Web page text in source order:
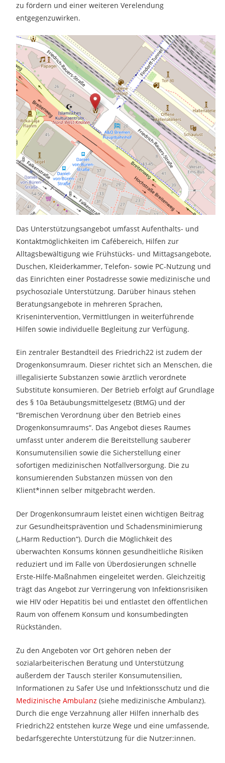
zu fördern und einer weiteren Verelendung
entgegenzuwirken.
Das Unterstützungsangebot umfasst Aufenthalts- und
Kontaktmöglichkeiten im Cafébereich, Hilfen zur
Alltagsbewältigung wie Frühstücks- und Mittagsangebote,
Duschen, Kleiderkammer, Telefon- sowie PC-Nutzung und
das Einrichten einer Postadresse sowie medizinische und
psychosoziale Unterstützung. Darüber hinaus stehen
Beratungsangebote in mehreren Sprachen,
Krisenintervention, Vermittlungen in weiterführende
Hilfen sowie individuelle Begleitung zur Verfügung.
Ein zentraler Bestandteil des Friedrich22 ist zudem der
Drogenkonsumraum. Dieser richtet sich an Menschen, die
illegalisierte Substanzen sowie ärztlich verordnete
Substitute konsumieren. Der Betrieb erfolgt auf Grundlage
des § 10a Betäubungsmittelgesetz (BtMG) und der
“Bremischen Verordnung über den Betrieb eines
Drogenkonsumraums“. Das Angebot dieses Raumes
umfasst unter anderem die Bereitstellung sauberer
Konsumutensilien sowie die Sicherstellung einer
sofortigen medizinischen Notfallversorgung. Die zu
konsumierenden Substanzen müssen von den
Klient*innen selber mitgebracht werden.
Der Drogenkonsumraum leistet einen wichtigen Beitrag
zur Gesundheitsprävention und Schadensminimierung
(„Harm Reduction“). Durch die Möglichkeit des
überwachten Konsums können gesundheitliche Risiken
reduziert und im Falle von Überdosierungen schnelle
Erste-Hilfe-Maßnahmen eingeleitet werden. Gleichzeitig
trägt das Angebot zur Verringerung von Infektionsrisiken
wie HIV oder Hepatitis bei und entlastet den öffentlichen
Raum von offenem Konsum und konsumbedingten
Rückständen.
Zu den Angeboten vor Ort gehören neben der
sozialarbeiterischen Beratung und Unterstützung
außerdem der Tausch steriler Konsumutensilien,
Informationen zu Safer Use und Infektionsschutz und die
Medizinische Ambulanz (siehe medizinische Ambulanz).
Durch die enge Verzahnung aller Hilfen innerhalb des
Friedrich22 entstehen kurze Wege und eine umfassende,
bedarfsgerechte Unterstützung für die Nutzer:innen.